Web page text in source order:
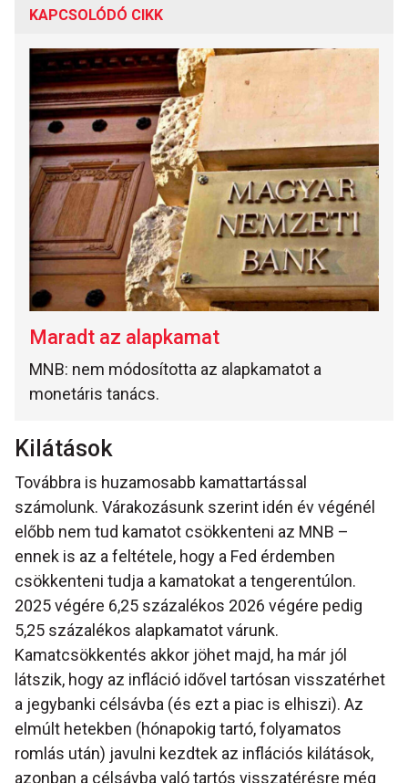
KAPCSOLÓDÓ CIKK
Maradt az alapkamat
MNB: nem módosította az alapkamatot a
monetáris tanács.
Kilátások
Továbbra is huzamosabb kamattartással
számolunk. Várakozásunk szerint idén év végénél
előbb nem tud kamatot csökkenteni az MNB –
ennek is az a feltétele, hogy a Fed érdemben
csökkenteni tudja a kamatokat a tengerentúlon.
2025 végére 6,25 százalékos 2026 végére pedig
5,25 százalékos alapkamatot várunk.
Kamatcsökkentés akkor jöhet majd, ha már jól
látszik, hogy az infláció idővel tartósan visszatérhet
a jegybanki célsávba (és ezt a piac is elhiszi). Az
elmúlt hetekben (hónapokig tartó, folyamatos
romlás után) javulni kezdtek az inflációs kilátások,
azonban a célsávba való tartós visszatérésre még